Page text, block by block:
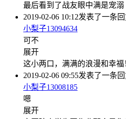
最后看到了战友眼中满是宠溺
2019-02-06 10:12发表了一条
小梨子13094634
可不
展开
这小两口，满满的浪漫和幸福
2019-02-06 09:55发表了一条
小梨子13008185
嗯
展开